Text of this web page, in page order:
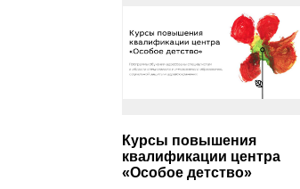
Курсы повышения
квалификации центра
«Особое детство»